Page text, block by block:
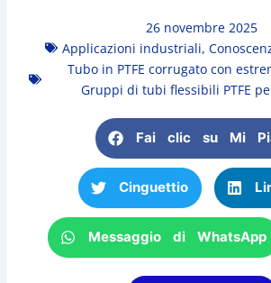
26 novembre 2025
Applicazioni industriali,
Tubo in PTFE corrugato con
Gruppi di tubi flessibili PTFE
Fai clic su Mi
Cinguettio
Messaggio di WhatsApp